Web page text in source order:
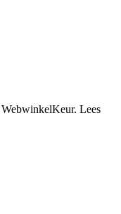
WebwinkelKeur. Lees